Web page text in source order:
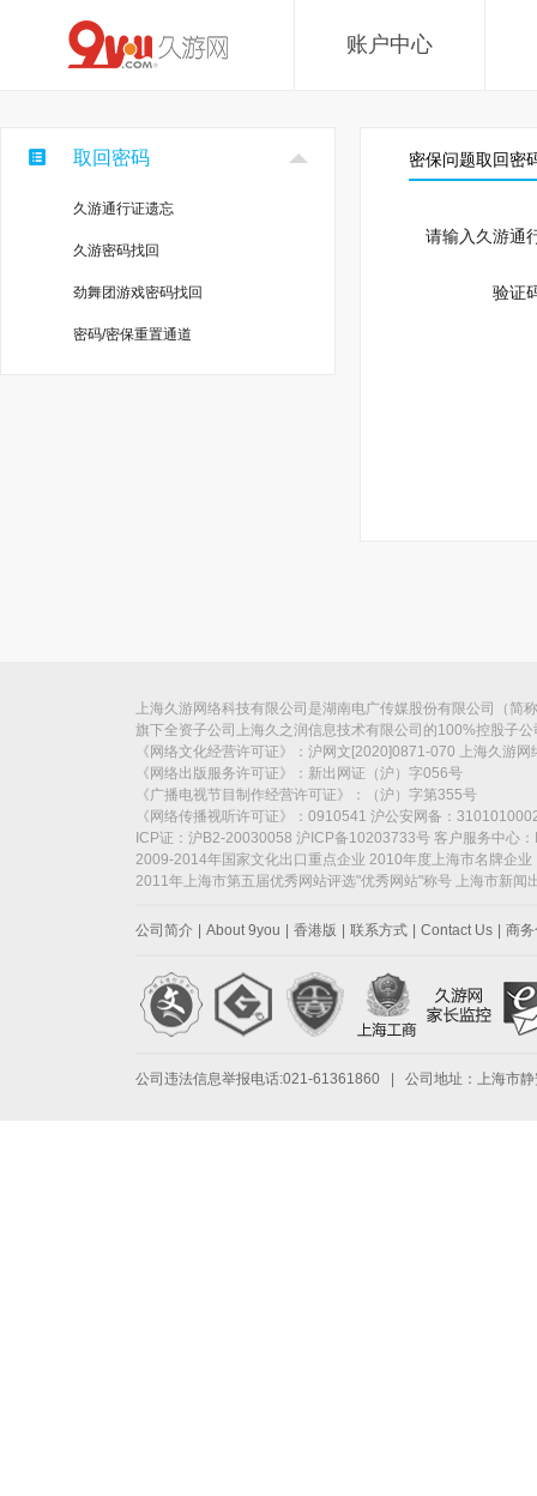
账户中心
取回密码
久游通行证遗忘
久游密码找回
劲舞团游戏密码找回
密码/密保重置通道
密保问题取回密
请输入久游通
验证
上海久游网络科技有限公司是湖南电广传媒股份有限公司（简
旗下全资子公司上海久之润信息技术有限公司的100%控股子
《网络文化经营许可证》：沪网文[2020]0871-070 上海久游网
《网络出版服务许可证》：新出网证（沪）字056号
《广播电视节目制作经营许可证》：（沪）字第355号
《网络传播视听许可证》：0910541 沪公安网备：
ICP证：沪B2-20030058 沪ICP备10203733号 客户服务中心
2009-2014年国家文化出口重点企业 2010年度上海市名牌企业
2011年上海市第五届优秀网站评选"优秀网站"称号 上海市新闻
公司简介 About 9you 香港版 联系方式 Contact Us 商
公司违法信息举报电话:021-61361860 | 公司地址：上海市